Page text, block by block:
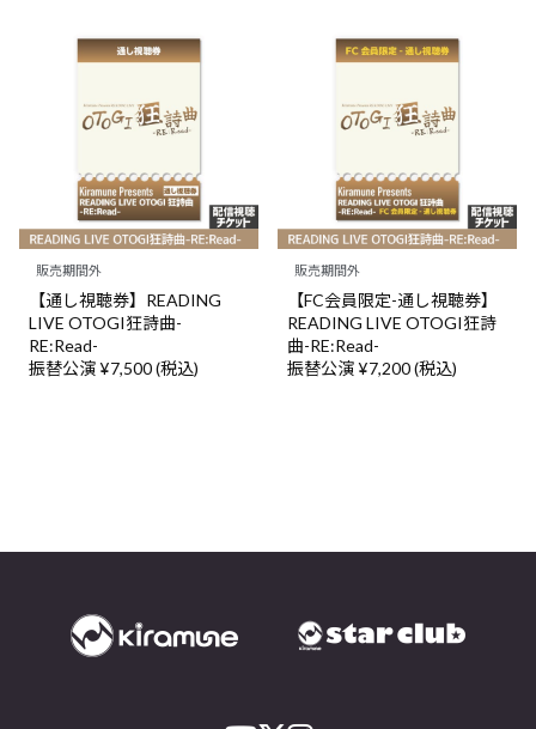
販売期間外
【通し視聴券】READING
LIVE OTOGI狂詩曲-
RE:Read-
振替公演 ¥7,500 (税込)
販売期間外
【FC会員限定-通し視聴券】
READING LIVE OTOGI狂詩
曲-RE:Read-
振替公演 ¥7,200 (税込)